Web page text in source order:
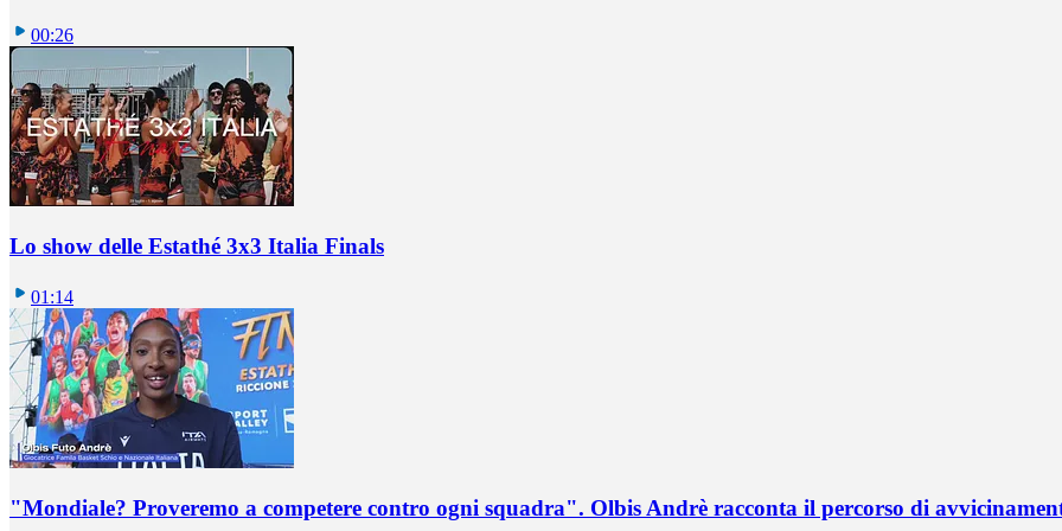
00:26
Lo show delle Estathé 3x3 Italia Finals
01:14
"Mondiale? Proveremo a competere contro ogni squadra". Olbis Andrè racconta il percorso di